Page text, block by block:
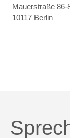
Mauerstraße 86-
10117 Berlin